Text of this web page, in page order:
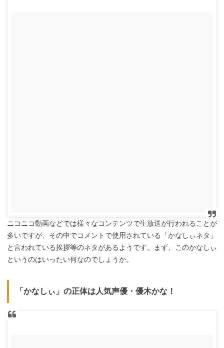
ニコニコ動画などでは様々なコンテンツで生放送が行われることが
多いですが、その中でコメントで使用されている「かなしぃネタ」
と言われている挨拶等のネタがあるようです。まず、このかなしぃ
というのはいったい何なのでしょうか。
「かなしぃ」の正体は人気声優・優木かな！